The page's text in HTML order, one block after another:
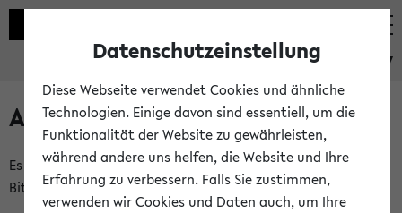
eKVV
Anmeldung am eKVV
Es gibt mehrere Möglichkeiten zur Anmeldung am eKVV.
Bitte wählen Sie die für Sie richtige aus:
Datenschutzeinstellung
Diese Webseite verwendet Cookies und ähnliche
Technologien. Einige davon sind essentiell, um die
Funktionalität der Website zu gewährleisten,
während andere uns helfen, die Website und Ihre
Erfahrung zu verbessern. Falls Sie zustimmen,
verwenden wir Cookies und Daten auch, um Ihre